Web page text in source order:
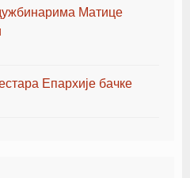
Матице
Епархије бачке